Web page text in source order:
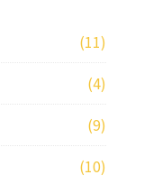
(11)
(4)
(9)
(10)